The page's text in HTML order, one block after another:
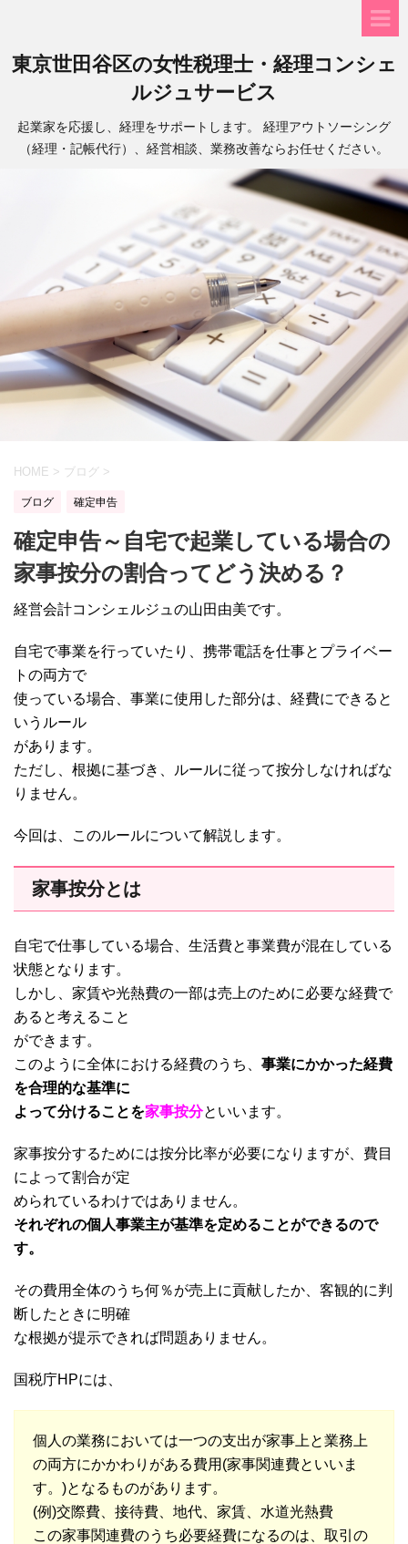
東京世田谷区の女性税理士・経理コンシェ
ルジュサービス
起業家を応援し、経理をサポートします。 経理アウトソーシング
（経理・記帳代行）、経営相談、業務改善ならお任せください。
HOME > ブログ >
ブログ 確定申告
確定申告～自宅で起業している場合の
家事按分の割合ってどう決める？
経営会計コンシェルジュの山田由美です。
自宅で事業を行っていたり、携帯電話を仕事とプライベー
トの両方で
使っている場合、事業に使用した部分は、経費にできると
いうルール
があります。
ただし、根拠に基づき、ルールに従って按分しなければな
りません。
今回は、このルールについて解説します。
家事按分とは
自宅で仕事している場合、生活費と事業費が混在している
状態となります。
しかし、家賃や光熱費の一部は売上のために必要な経費で
あると考えること
ができます。
このように全体における経費のうち、 事業にかかった経費
を合理的な基準に
よって分けることを家事按分といいます。
家事按分するためには按分比率が必要になりますが、費目
によって割合が定
められているわけではありません。
それぞれの個人事業主が基準を定めることができるので
す。
その費用全体のうち何％が売上に貢献したか、客観的に判
断したときに明確
な根拠が提示できれば問題ありません。
国税庁HPには、
個人の業務においては一つの支出が家事上と業務上
の両方にかかわりがある費用(家事関連費といいま
す。)となるものがあります。
(例)交際費、接待費、地代、家賃、水道光熱費
この家事関連費のうち必要経費になるのは、取引の